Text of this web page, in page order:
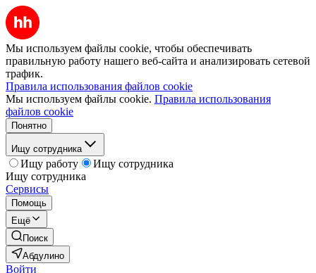
Мы используем файлы cookie, чтобы обеспечивать
правильную работу нашего веб-сайта и анализировать сетевой
трафик.
Правила использования файлов cookie
Мы используем файлы cookie. Правила использования
файлов cookie
Понятно
Ищу сотрудника
Ищу работу
Ищу сотрудника
Ищу сотрудника
Сервисы
Помощь
Ещё
Поиск
Абдулино
Войти